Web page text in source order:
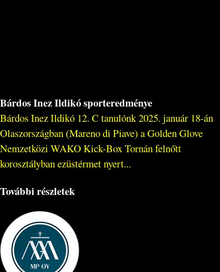
Bárdos Inez Ildikó sporteredménye
Bárdos Inez Ildikó 12. C tanulónk 2025. január 18-án
Olaszországban (Mareno di Piave) a Golden Glove
Nemzetközi WAKO Kick-Box Tornán felnőtt
korosztályban ezüstérmet nyert...
További részletek